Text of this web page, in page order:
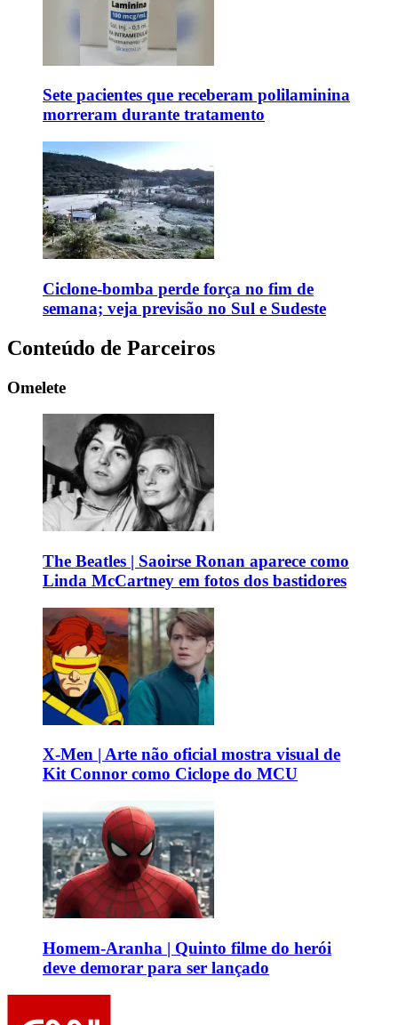
Sete pacientes que receberam polilaminina
morreram durante tratamento
Ciclone-bomba perde força no fim de
semana; veja previsão no Sul e Sudeste
Conteúdo de Parceiros
Omelete
The Beatles | Saoirse Ronan aparece como
Linda McCartney em fotos dos bastidores
X-Men | Arte não oficial mostra visual de
Kit Connor como Ciclope do MCU
Homem-Aranha | Quinto filme do herói
deve demorar para ser lançado